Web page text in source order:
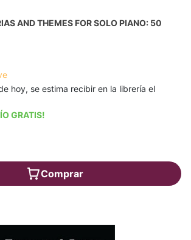
AND THEMES FOR SOLO PIANO: 50
hoy, se estima recibir en la librería el
GRATIS!
Comprar